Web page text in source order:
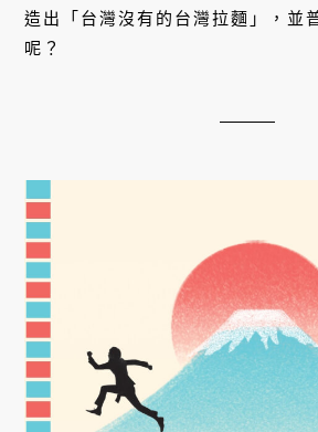
造出「台灣沒有的台灣拉麵」，並
呢？